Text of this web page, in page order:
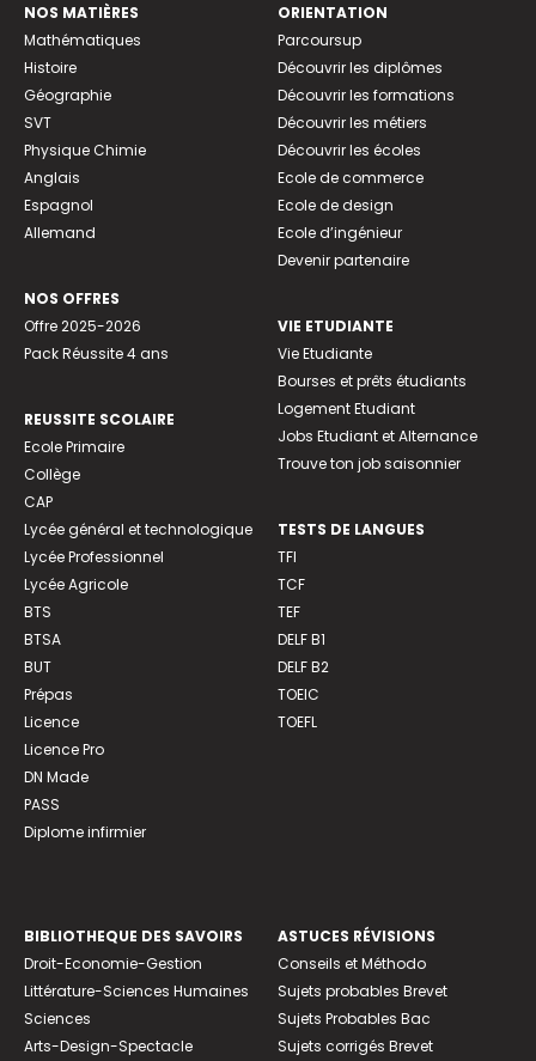
NOS MATIÈRES
Mathématiques
Histoire
Géographie
SVT
Physique Chimie
Anglais
Espagnol
Allemand
NOS OFFRES
Offre 2025-2026
Pack Réussite 4 ans
REUSSITE SCOLAIRE
Ecole Primaire
Collège
CAP
Lycée général et technologique
Lycée Professionnel
Lycée Agricole
BTS
BTSA
BUT
Prépas
Licence
Licence Pro
DN Made
PASS
Diplome infirmier
ORIENTATION
Parcoursup
Découvrir les diplômes
Découvrir les formations
Découvrir les métiers
Découvrir les écoles
Ecole de commerce
Ecole de design
Ecole d’ingénieur
Devenir partenaire
VIE ETUDIANTE
Vie Etudiante
Bourses et prêts étudiants
Logement Etudiant
Jobs Etudiant et Alternance
Trouve ton job saisonnier
TESTS DE LANGUES
TFI
TCF
TEF
DELF B1
DELF B2
TOEIC
TOEFL
BIBLIOTHEQUE DES SAVOIRS
Droit-Economie-Gestion
Littérature-Sciences Humaines
Sciences
Arts-Design-Spectacle
ASTUCES RÉVISIONS
Conseils et Méthodo
Sujets probables Brevet
Sujets Probables Bac
Sujets corrigés Brevet